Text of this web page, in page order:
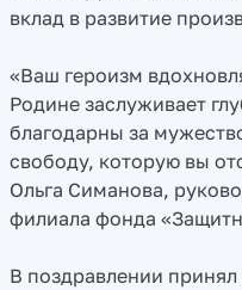
вклад в развитие
«Ваш героизм
Родине заслуживает
благодарны за
свободу, которую вы
Ольга Симанова,
филиала фонда
В поздравлении принял